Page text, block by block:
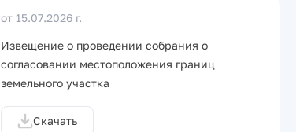
от 15.07.2026 г.
Извещение о проведении собрания о
согласовании местоположения границ
земельного участка
Скачать